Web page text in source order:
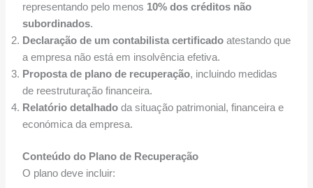
representando pelo menos 10% dos créditos não
subordinados.
Declaração de um contabilista certificadoatestando que
a empresa não está em insolvência efetiva.
Proposta de plano de recuperação, incluindo medidas
de reestruturação financeira.
Relatório detalhadoda situação patrimonial, financeira e
económica da empresa.
Conteúdo do Plano de Recuperação
O plano deve incluir: